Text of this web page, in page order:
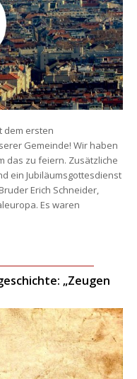
dem ersten
Gemeinde! Wir haben
das zu feiern. Zusätzliche
ein Jubiläumsgottesdienst
Erich Schneider,
Es waren
„Zeugen